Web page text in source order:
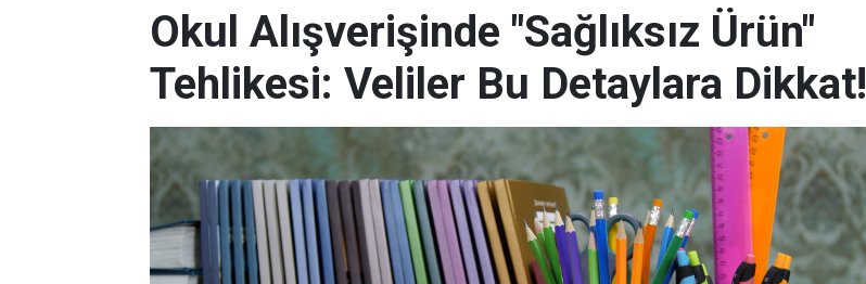
Okul Alışverişinde "Sağlıksız Ürün"
Tehlikesi: Veliler Bu Detaylara Dikkat!